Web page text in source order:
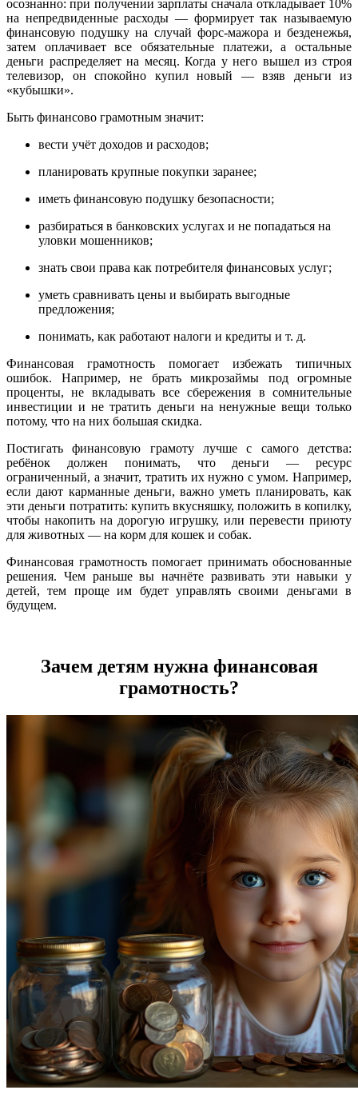
осознанно: при получении зарплаты сначала откладывает 10%
на непредвиденные расходы — формирует так называемую
финансовую подушку на случай форс-мажора и безденежья,
затем оплачивает все обязательные платежи, а остальные
деньги распределяет на месяц. Когда у него вышел из строя
телевизор, он спокойно купил новый — взяв деньги из
«кубышки».
Быть финансово грамотным значит:
вести учёт доходов и расходов;
планировать крупные покупки заранее;
иметь финансовую подушку безопасности;
разбираться в банковских услугах и не попадаться на
уловки мошенников;
знать свои права как потребителя финансовых услуг;
уметь сравнивать цены и выбирать выгодные
предложения;
понимать, как работают налоги и кредиты и т. д.
Финансовая грамотность помогает избежать типичных
ошибок. Например, не брать микрозаймы под огромные
проценты, не вкладывать все сбережения в сомнительные
инвестиции и не тратить деньги на ненужные вещи только
потому, что на них большая скидка.
Постигать финансовую грамоту лучше с самого детства:
ребёнок должен понимать, что деньги — ресурс
ограниченный, а значит, тратить их нужно с умом. Например,
если дают карманные деньги, важно уметь планировать, как
эти деньги потратить: купить вкусняшку, положить в копилку,
чтобы накопить на дорогую игрушку, или перевести приюту
для животных — на корм для кошек и собак.
Финансовая грамотность помогает принимать обоснованные
решения. Чем раньше вы начнёте развивать эти навыки у
детей, тем проще им будет управлять своими деньгами в
будущем.
Зачем детям нужна финансовая
грамотность?